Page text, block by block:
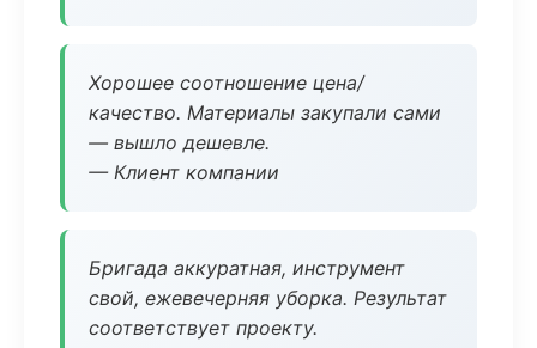
Хорошее соотношение цена/
качество. Материалы закупали сами
— вышло дешевле.
— Клиент компании
Бригада аккуратная, инструмент
свой, ежевечерняя уборка. Результат
соответствует проекту.